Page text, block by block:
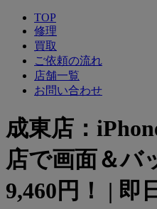
TOP
修理
買取
ご依頼の流れ
店舗一覧
お問い合わせ
成東店：
店で画面＆バ
9,460円！ | 即